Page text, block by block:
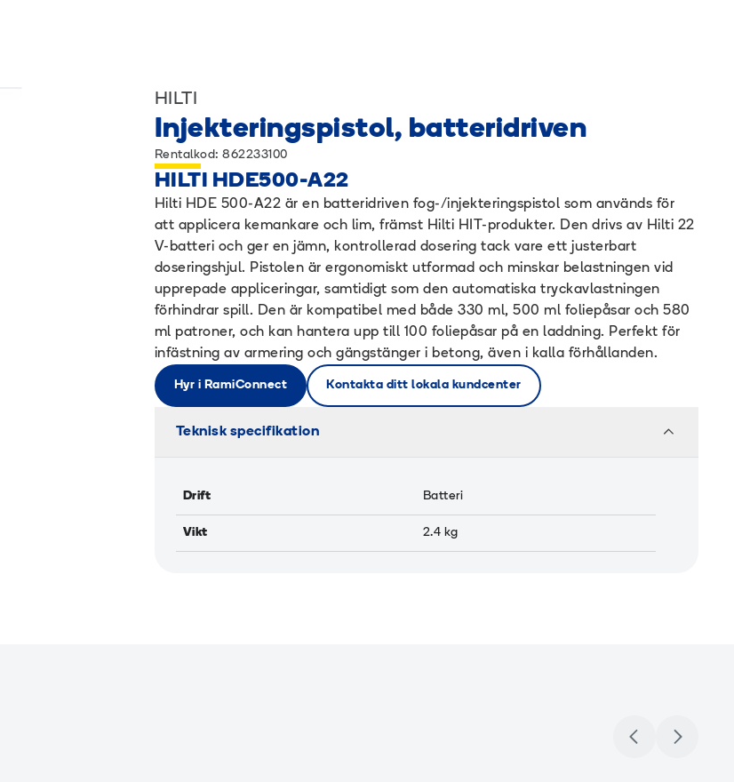
HILTI
Injekteringspistol, batteridriven
Rentalkod: 862233100
HILTI HDE500-A22
Hilti HDE 500-A22 är en batteridriven fog-/injekteringspistol som används för
att applicera kemankare och lim, främst Hilti HIT-produkter. Den drivs av Hilti 22
V-batteri och ger en jämn, kontrollerad dosering tack vare ett justerbart
doseringshjul. Pistolen är ergonomiskt utformad och minskar belastningen vid
upprepade appliceringar, samtidigt som den automatiska tryckavlastningen
förhindrar spill. Den är kompatibel med både 330 ml, 500 ml foliepåsar och 580
ml patroner, och kan hantera upp till 100 foliepåsar på en laddning. Perfekt för
infästning av armering och gängstänger i betong, även i kalla förhållanden.
Hyr i RamiConnect Kontakta ditt lokala kundcenter
Teknisk specifikation
Drift Batteri
Vikt 2.4 kg